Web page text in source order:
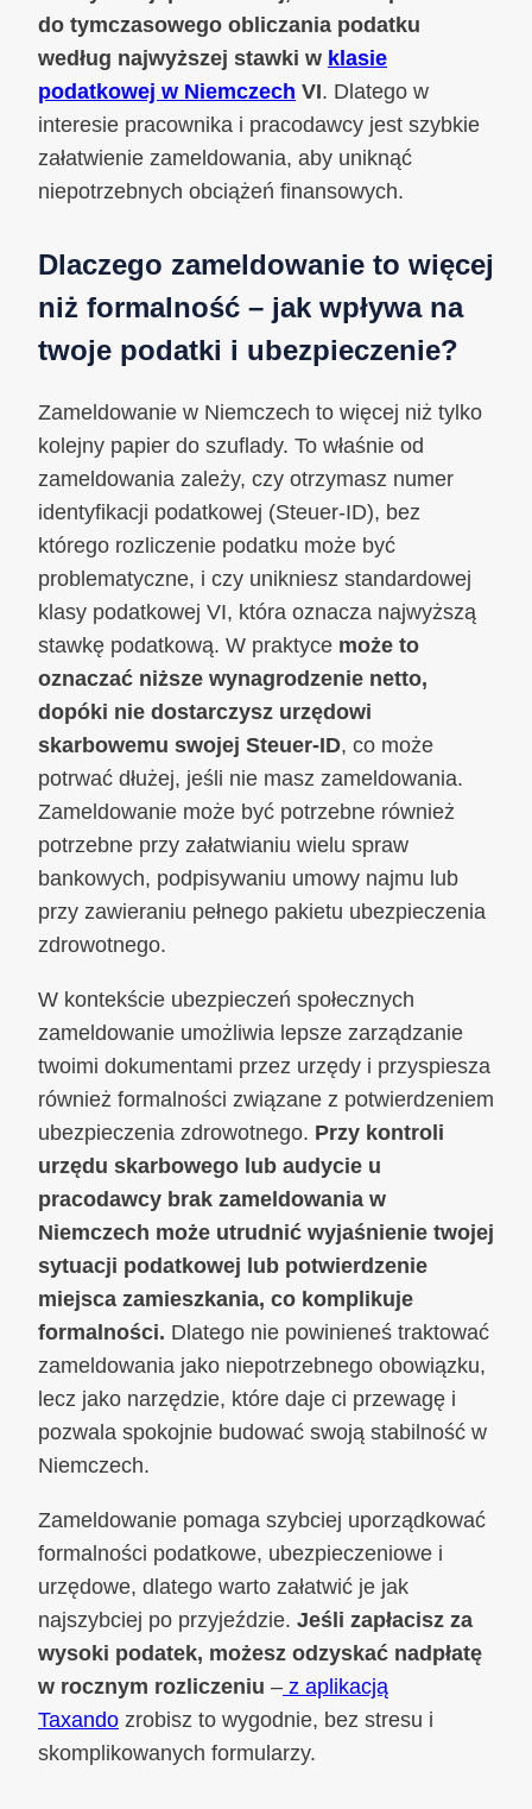
do tymczasowego obliczania podatku
według najwyższej stawki w klasie
podatkowej w Niemczech VI. Dlatego w
interesie pracownika i pracodawcy jest szybkie
załatwienie zameldowania, aby uniknąć
niepotrzebnych obciążeń finansowych.
Dlaczego zameldowanie to więcej
niż formalność – jak wpływa na
twoje podatki i ubezpieczenie?
Zameldowanie w Niemczech to więcej niż tylko
kolejny papier do szuflady. To właśnie od
zameldowania zależy, czy otrzymasz numer
identyfikacji podatkowej (Steuer-ID), bez
którego rozliczenie podatku może być
problematyczne, i czy unikniesz standardowej
klasy podatkowej VI, która oznacza najwyższą
stawkę podatkową. W praktyce może to
oznaczać niższe wynagrodzenie netto,
dopóki nie dostarczysz urzędowi
skarbowemu swojej Steuer-ID, co może
potrwać dłużej, jeśli nie masz zameldowania.
Zameldowanie może być potrzebne również
potrzebne przy załatwianiu wielu spraw
bankowych, podpisywaniu umowy najmu lub
przy zawieraniu pełnego pakietu ubezpieczenia
zdrowotnego.
W kontekście ubezpieczeń społecznych
zameldowanie umożliwia lepsze zarządzanie
twoimi dokumentami przez urzędy i przyspiesza
również formalności związane z potwierdzeniem
ubezpieczenia zdrowotnego. Przy kontroli
urzędu skarbowego lub audycie u
pracodawcy brak zameldowania w
Niemczech może utrudnić wyjaśnienie twojej
sytuacji podatkowej lub potwierdzenie
miejsca zamieszkania, co komplikuje
formalności. Dlatego nie powinieneś traktować
zameldowania jako niepotrzebnego obowiązku,
lecz jako narzędzie, które daje ci przewagę i
pozwala spokojnie budować swoją stabilność w
Niemczech.
Zameldowanie pomaga szybciej uporządkować
formalności podatkowe, ubezpieczeniowe i
urzędowe, dlatego warto załatwić je jak
najszybciej po przyjeździe. Jeśli zapłacisz za
wysoki podatek, możesz odzyskać nadpłatę
w rocznym rozliczeniu – z aplikacją
Taxando zrobisz to wygodnie, bez stresu i
skomplikowanych formularzy.